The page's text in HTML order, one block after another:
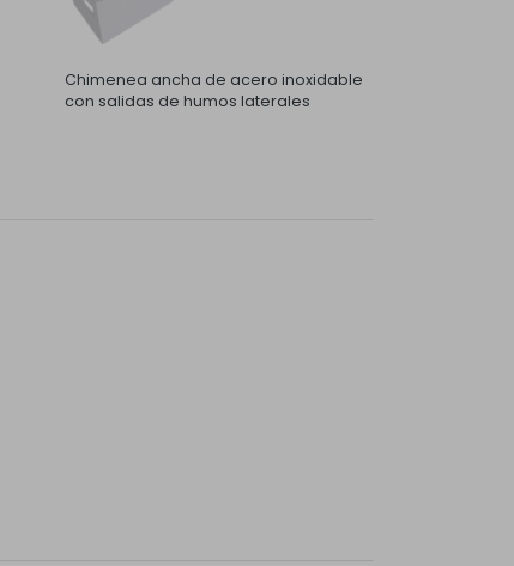
Chimenea ancha de acero inoxidable
con salidas de humos laterales